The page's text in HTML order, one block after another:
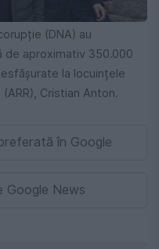
(DNA) au
de aproximativ 350.000
la locuințele
Cristian Anton.
în Google
Google News